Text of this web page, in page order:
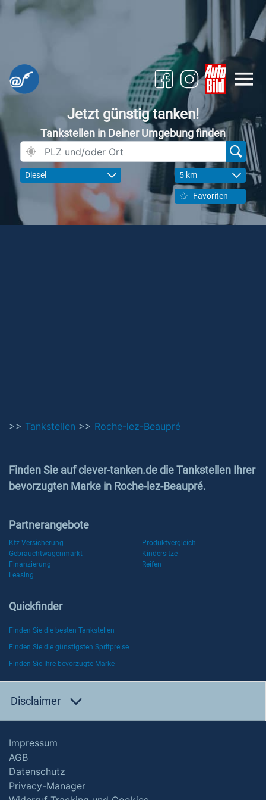
Jetzt günstig tanken!
Tankstellen in Deiner Umgebung finden
Diesel 5 km
Favoriten
>> Tankstellen >> Roche-lez-Beaupré
Finden Sie auf clever-tanken.de die Tankstellen Ihrer
bevorzugten Marke in Roche-lez-Beaupré.
Partnerangebote
Kfz-Versicherung
Produktvergleich
Gebrauchtwagenmarkt
Kindersitze
Finanzierung
Reifen
Leasing
Quickfinder
Finden Sie die besten Tankstellen
Finden Sie die günstigsten Spritpreise
Finden Sie Ihre bevorzugte Marke
Disclaimer
Impressum
AGB
Datenschutz
Privacy-Manager